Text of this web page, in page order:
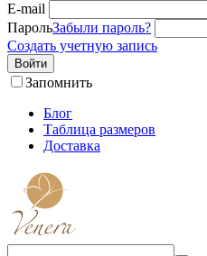
E-mail
ПарольЗабыли пароль?
Создать учетную запись
Войти
Запомнить
Блог
Таблица размеров
Доставка